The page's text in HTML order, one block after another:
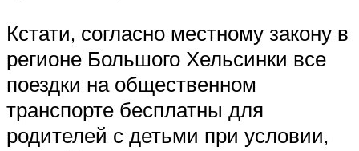
Кстати, согласно местному закону в
регионе Большого Хельсинки все
поездки на общественном
транспорте бесплатны для
родителей с детьми при условии,